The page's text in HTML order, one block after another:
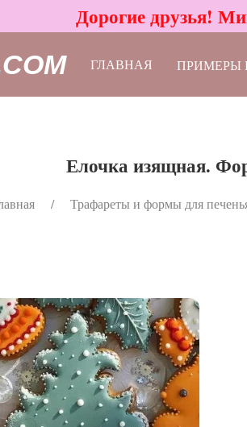
Дорогие друзья!
ГЛАВНАЯ ПРИМЕРЫ
Елочка изящная.
Трафареты и формы для